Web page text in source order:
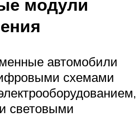
модули
автомобили
схемами
световыми